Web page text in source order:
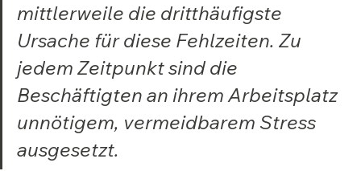
mittlerweile die dritthäufigste
Ursache für diese Fehlzeiten. Zu
jedem Zeitpunkt sind die
Beschäftigten an ihrem Arbeitsplatz
unnötigem, vermeidbarem Stress
ausgesetzt.